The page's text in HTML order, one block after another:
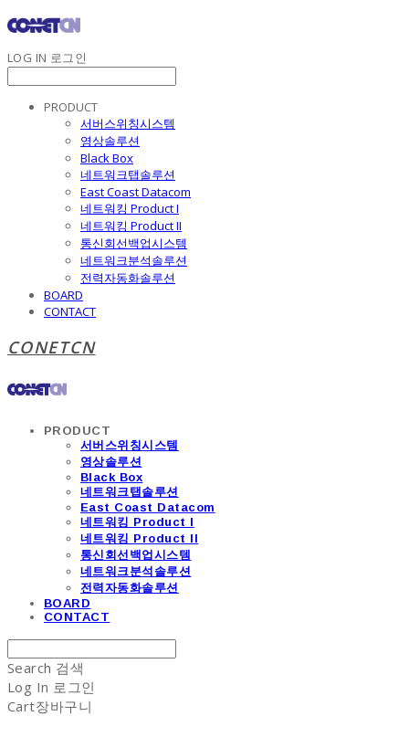
LOG IN 로그인
PRODUCT
서버스위칭시스템
영상솔루션
Black Box
네트워크탭솔루션
East Coast Datacom
네트워킹 Product I
네트워킹 Product II
통신회선백업시스템
네트워크분석솔루션
전력자동화솔루션
BOARD
CONTACT
CONETCN
PRODUCT
서버스위칭시스템
영상솔루션
Black Box
네트워크탭솔루션
East Coast Datacom
네트워킹 Product I
네트워킹 Product II
통신회선백업시스템
네트워크분석솔루션
전력자동화솔루션
BOARD
CONTACT
Search 검색
Log In 로그인
Cart장바구니